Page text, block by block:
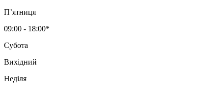
Пʼятниця
09:00 - 18:00*
Субота
Вихідний
Неділя